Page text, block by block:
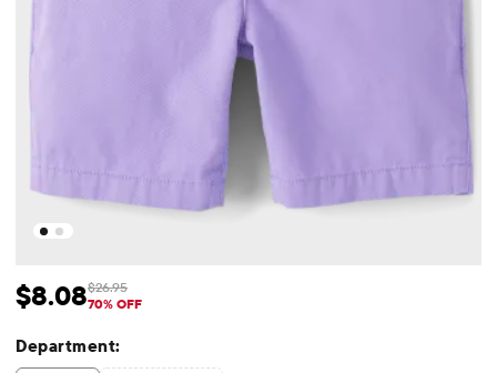
Precio de venta: $8.08
$8.08 Precio original: $26.95
$26.95
70% OFF
Department: